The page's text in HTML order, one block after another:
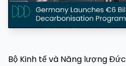
Bộ Kinh tế và Năng lượng